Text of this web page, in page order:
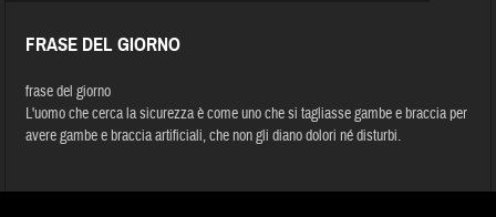
FRASE DEL GIORNO
frase del giorno
L'uomo che cerca la sicurezza è come uno che si tagliasse gambe e braccia per
avere gambe e braccia artificiali, che non gli diano dolori né disturbi.